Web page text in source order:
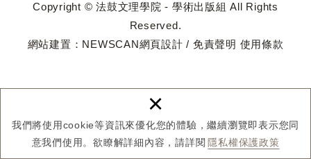
我們將使用cookie等資訊來優化您的體驗，繼續瀏覽即表示您同
意我們使用。欲瞭解詳細內容，請詳閱 隱私權保護政策
×
Copyright © 法鼓文理學院 - 學術出版組 All Rights
Reserved.
網站建置： NEWSCAN網頁設計 / 免責聲明 使用條款